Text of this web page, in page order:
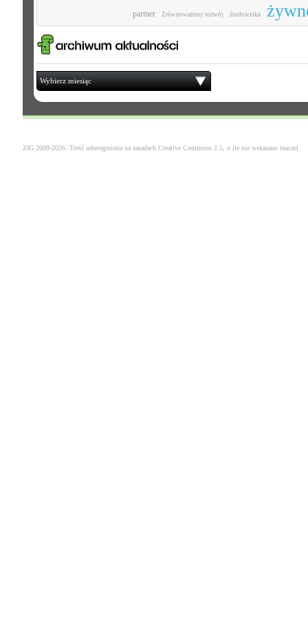
partner Zrównoważony rozwój środowiska
Wybierz miesiąc
ZIG 2009-2026. Treść udostępniona na zasadach Creative Commons 2.5 , o ile nie wskazano inaczej.